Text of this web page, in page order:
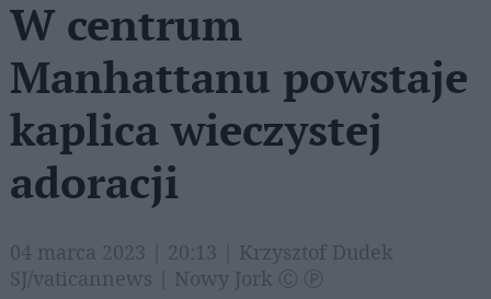
W centrum
Manhattanu powstaje
kaplica wieczystej
adoracji
04 marca 2023 | 20:13 | Krzysztof Dudek
SJ/vaticannews | Nowy Jork Ⓒ Ⓟ